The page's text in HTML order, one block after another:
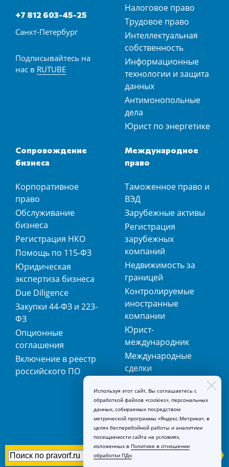
+7 812 603-45-25
Санкт-Петербург
Подписывайтесь на
нас в RUTUBE
Налоговое право
Трудовое право
Интеллектуальная
собственность
Информационные
технологии и защита
данных
Антимонопольные
дела
Юрист по энергетике
Сопровождение
бизнеса
Корпоративное
право
Обслуживание
бизнеса
Регистрация НКО
Помощь по 115-ФЗ
Юридическая
экспертиза бизнеса
Due Diligence
Закупки 44-ФЗ и 223-
ФЗ
Опционные
соглашения
Включение в реестр
российского ПО
Международное
право
Таможенное право и
ВЭД
Зарубежные активы
Регистрация
зарубежных
компаний
Недвижимость за
границей
Контролируемые
иностранные
компании
Юрист-
международник
Международные
сделки
регистрация
товарных знаков
Используя этот сайт, Вы соглашаетесь с
обработкой файлов «cookies», персональных
данных, собираемых посредством
метрической программы «Яндекс.Метрика», в
целях бесперебойной работы и аналитики
посещаемости сайта на условиях,
изложенных в Политике в отношении
обработки ПДн